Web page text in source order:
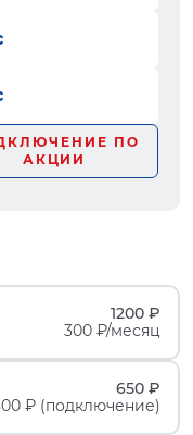
ПО
АКЦИИ
1200 ₽
300 ₽/месяц
650 ₽
₽ (подключение)